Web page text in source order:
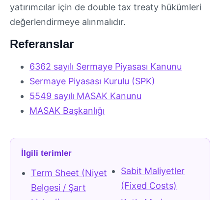
yatırımcılar için de double tax treaty hükümleri
değerlendirmeye alınmalıdır.
Referanslar
6362 sayılı Sermaye Piyasası Kanunu
Sermaye Piyasası Kurulu (SPK)
5549 sayılı MASAK Kanunu
MASAK Başkanlığı
İlgili terimler
Term Sheet (Niyet
Belgesi / Şart
Sabit Maliyetler
(Fixed Costs)